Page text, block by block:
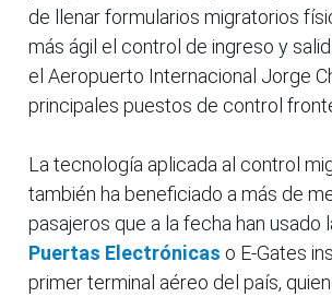
de llenar formularios migratorios
más ágil el control de ingreso y
el Aeropuerto Internacional Jorge
principales puestos de control
La tecnología aplicada al control
también ha beneficiado a más de
pasajeros que a la fecha han usado
Puertas Electrónicas o E-Gates
primer terminal aéreo del país,